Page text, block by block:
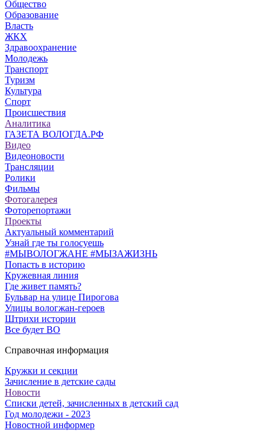
Общество
Образование
Власть
ЖКХ
Здравоохранение
Молодежь
Транспорт
Туризм
Культура
Спорт
Происшествия
Аналитика
ГАЗЕТА ВОЛОГДА.РФ
Видео
Видеоновости
Трансляции
Ролики
Фильмы
Фотогалерея
Фоторепортажи
Проекты
Актуальный комментарий
Узнай где ты голосуешь
#МЫВОЛОГЖАНЕ #МЫЗАЖИЗНЬ
Попасть в историю
Кружевная линия
Где живет память?
Бульвар на улице Пирогова
Улицы вологжан-героев
Штрихи истории
Все будет ВО
Справочная информация
Кружки и секции
Зачисление в детские сады
Новости
Списки детей, зачисленных в детский сад
Год молодежи - 2023
Новостной информер